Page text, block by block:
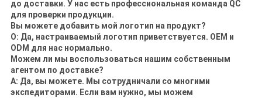
до доставки. У нас есть профессиональная команда QC
для проверки продукции.
Вы можете добавить мой логотип на продукт?
О: Да, настраиваемый логотип приветствуется. OEM и
ODM для нас нормально.
Можем ли мы воспользоваться нашим собственным
агентом по доставке?
A: Да, вы можете. Мы сотрудничали со многими
экспедиторами. Если вам нужно, мы можем